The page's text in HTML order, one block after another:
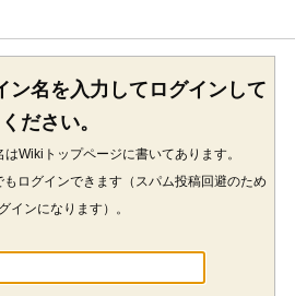
ン名を入力してログインして
ください。
Wikiトップページに書いてあります。
ログインできます（スパム投稿回避のため
インになります）。